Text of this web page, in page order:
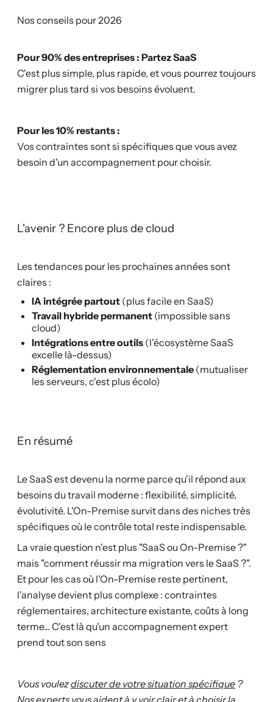
Nos conseils pour 2026
Pour 90% des entreprises : Partez SaaS
C'est plus simple, plus rapide, et vous pourrez toujours
migrer plus tard si vos besoins évoluent.
Pour les 10% restants :
Vos contraintes sont si spécifiques que vous avez
besoin d'un accompagnement pour choisir.
L'avenir ? Encore plus de cloud
Les tendances pour les prochaines années sont
claires :
IA intégrée partout (plus facile en SaaS)
Travail hybride permanent (impossible sans
cloud)
Intégrations entre outils (l'écosystème SaaS
excelle là-dessus)
Réglementation environnementale (mutualiser
les serveurs, c'est plus écolo)
En résumé
Le SaaS est devenu la norme parce qu'il répond aux
besoins du travail moderne : flexibilité, simplicité,
évolutivité. L'On-Premise survit dans des niches très
spécifiques où le contrôle total reste indispensable.
La vraie question n'est plus "SaaS ou On-Premise ?"
mais "comment réussir ma migration vers le SaaS ?".
Et pour les cas où l'On-Premise reste pertinent,
l'analyse devient plus complexe : contraintes
réglementaires, architecture existante, coûts à long
terme... C'est là qu'un accompagnement expert
prend tout son sens
Vous voulezdiscuter de votre situation spécifique ?
Nos experts vous aident à y voir clair et à choisir la